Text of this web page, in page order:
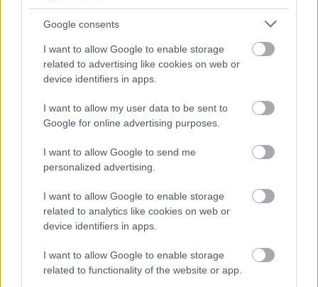
Google consents
I want to allow Google to enable storage
related to advertising like cookies on web or
device identifiers in apps.
I want to allow my user data to be sent to
Google for online advertising purposes.
I want to allow Google to send me
personalized advertising.
I want to allow Google to enable storage
related to analytics like cookies on web or
device identifiers in apps.
I want to allow Google to enable storage
related to functionality of the website or app.
szúnyoginvázió elkerülésében
HIRDETÉS
HIRDETÉS
HIRDETÉS
LEGOLVASOTTABB